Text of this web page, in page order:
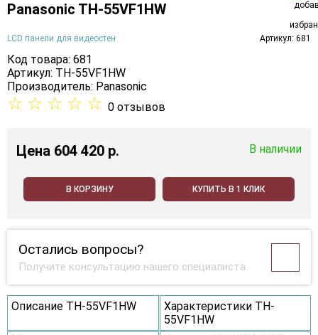
Panasonic TH-55VF1HW
LCD панели для видеостен Артикул: 681
Код товара: 681
Артикул: TH-55VF1HW
Производитель: Panasonic
☆ ☆ ☆ ☆ ☆ 0 отзывов
Цена 604 420 p. В наличии
В КОРЗИНУ КУПИТЬ В 1 КЛИК
Остались вопросы?
Получите консультацию нашего специалиста
Описание TH-55VF1HW
Характеристики TH-
55VF1HW